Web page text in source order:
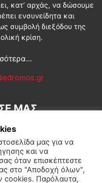
κατ’ αρχάς, να δώσουμε
ενσυνείδητα και
συμβολή διεξόδου της
κρίση.
ΜΑΣ
μας για να
και να
όταν επισκέπτεστε
στο "Αποδοχή όλων",
cookies. Παρόλαυτα,